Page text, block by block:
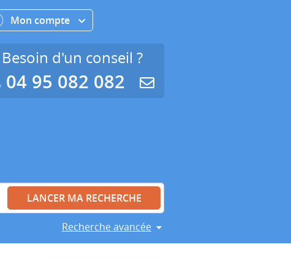
Recherche avancée
Mon compte
Besoin d'un conseil ?
04 95 082 082